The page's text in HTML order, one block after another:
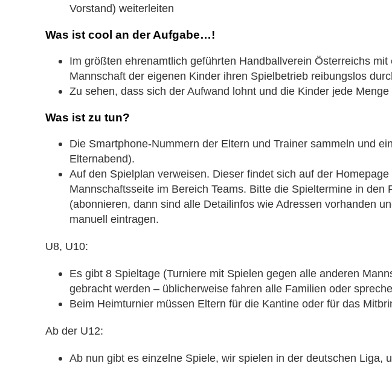
Vorstand) weiterleiten
Was ist cool an der Aufgabe…!
Im größten ehrenamtlich geführten Handballverein Österreichs
Mannschaft der eigenen Kinder ihren Spielbetrieb reibungslos
Zu sehen, dass sich der Aufwand lohnt und die Kinder jede
Was ist zu tun?
Die Smartphone-Nummern der Eltern und Trainer sammeln und
Elternabend).
Auf den Spielplan verweisen. Dieser findet sich auf der
Mannschaftsseite im Bereich Teams. Bitte die Spieltermine in
(abonnieren, dann sind alle Detailinfos wie Adressen vorhanden
manuell eintragen.
U8, U10:
Es gibt 8 Spieltage (Turniere mit Spielen gegen alle anderen
gebracht werden – üblicherweise fahren alle Familien oder
Beim Heimturnier müssen Eltern für die Kantine oder für das
Ab der U12:
Ab nun gibt es einzelne Spiele, wir spielen in der deutschen Liga,